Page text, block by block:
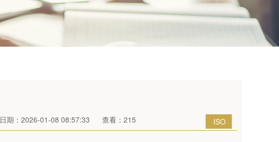
ISO
日期：2026-01-08 08:57:33 查看：215